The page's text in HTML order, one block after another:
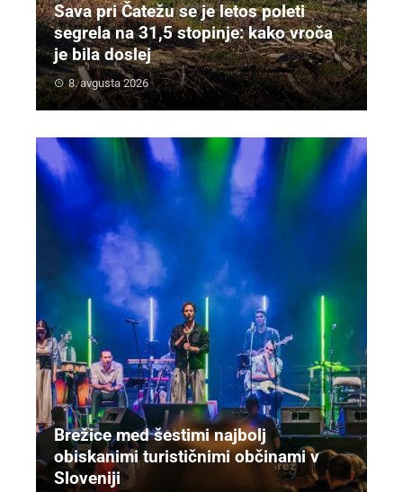
Sava pri Čatežu se je letos poleti
segrela na 31,5 stopinje: kako vroča
je bila doslej
8. avgusta 2026
Brežice med šestimi najbolj
obiskanimi turističnimi občinami v
Sloveniji